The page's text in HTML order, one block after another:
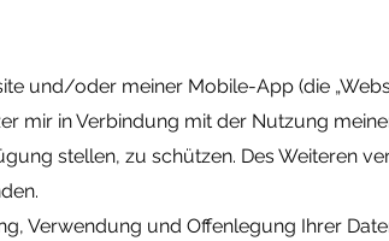
und/oder meiner Mobile-App (die
mir in Verbindung mit der Nutzung
stellen, zu schützen. Des Weiteren
Verwendung und Offenlegung Ihrer